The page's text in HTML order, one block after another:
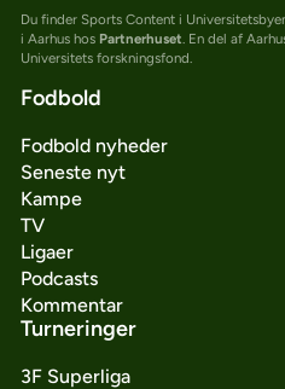
Du finder Sports Content i
i Aarhus hos Partnerhuset. En del af
Universitets forskningsfond.
Fodbold
Fodbold nyheder
Seneste nyt
Kampe
TV
Ligaer
Podcasts
Kommentar
Turneringer
3F Superliga